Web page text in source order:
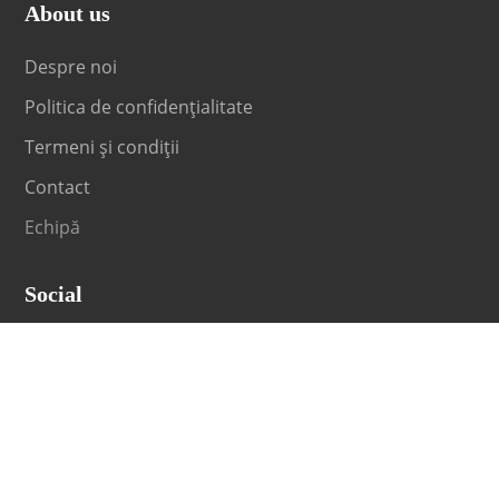
About us
Despre noi
Politica de confidențialitate
Termeni și condiții
Contact
Echipă
Social